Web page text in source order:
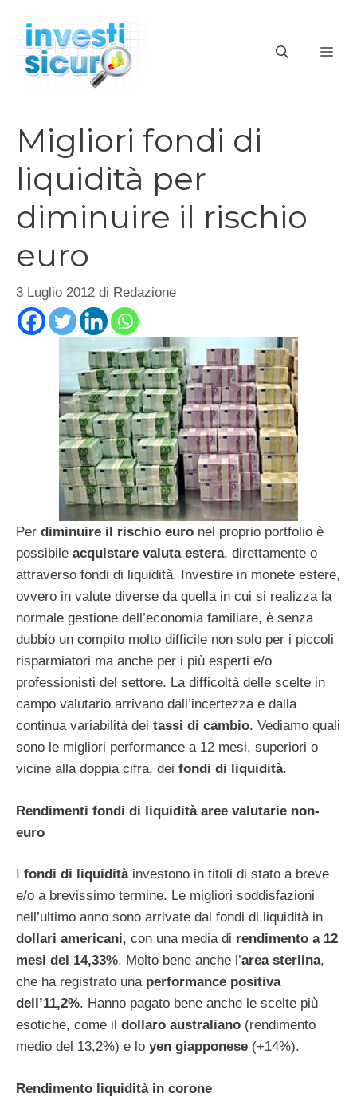
contenuto
Migliori fondi di
liquidità per
diminuire il rischio
euro
3 Luglio 2012 di Redazione
Per diminuire il rischio euro nel proprio portfolio è
possibile acquistare valuta estera, direttamente o
attraverso fondi di liquidità. Investire in monete estere,
ovvero in valute diverse da quella in cui si realizza la
normale gestione dell’economia familiare, è senza
dubbio un compito molto difficile non solo per i piccoli
risparmiatori ma anche per i più esperti e/o
professionisti del settore. La difficoltà delle scelte in
campo valutario arrivano dall’incertezza e dalla
continua variabilità dei tassi di cambio. Vediamo quali
sono le migliori performance a 12 mesi, superiori o
vicine alla doppia cifra, dei fondi di liquidità.
Rendimenti fondi di liquidità aree valutarie non-
euro
fondi di liquidità investono in titoli di stato a breve
e/o a brevissimo termine. Le migliori soddisfazioni
nell’ultimo anno sono arrivate dai fondi di liquidità in
dollari americani, con una media di rendimento a 12
mesi del 14,33%. Molto bene anche l’area sterlina,
che ha registrato una performance positiva
dell’11,2%. Hanno pagato bene anche le scelte più
esotiche, come il dollaro australiano (rendimento
medio del 13,2%) e lo yen giapponese (+14%).
Rendimento liquidità in corone